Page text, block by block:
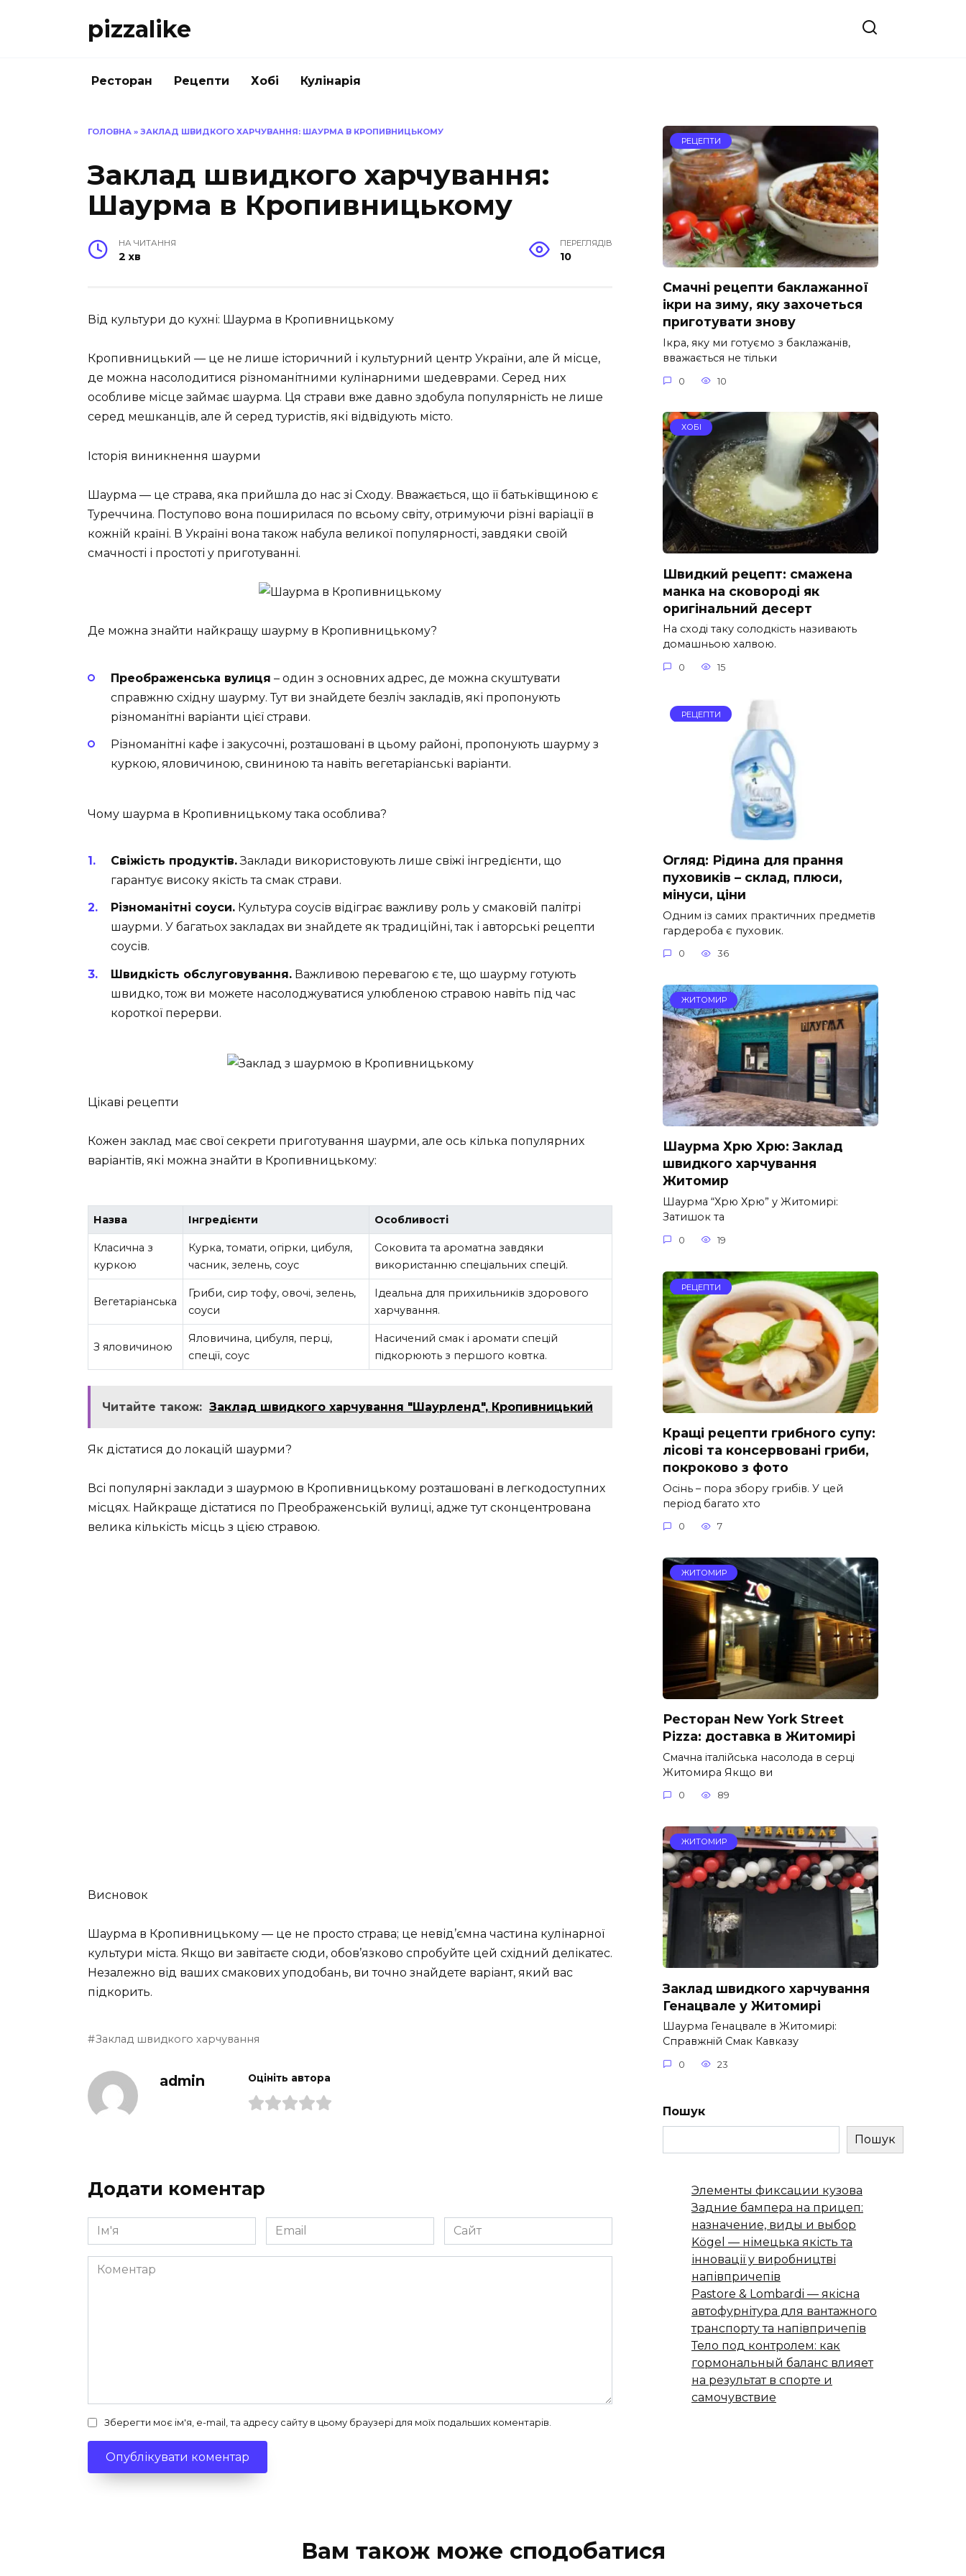
pizzalike
Ресторан Рецепти Хобі Кулінарія
ГОЛОВНА » ЗАКЛАД ШВИДКОГО ХАРЧУВАННЯ: ШАУРМА В КРОПИВНИЦЬКОМУ
Заклад швидкого харчування:
Шаурма в Кропивницькому
НА ЧИТАННЯ
2 хв
ПЕРЕГЛЯДІВ
10
Від культури до кухні: Шаурма в Кропивницькому
Кропивницький — це не лише історичний і культурний центр України, але й місце,
де можна насолодитися різноманітними кулінарними шедеврами. Серед них
особливе місце займає шаурма. Ця страви вже давно здобула популярність не лише
серед мешканців, але й серед туристів, які відвідують місто.
Історія виникнення шаурми
Шаурма — це страва, яка прийшла до нас зі Сходу. Вважається, що її батьківщиною є
Туреччина. Поступово вона поширилася по всьому світу, отримуючи різні варіації в
кожній країні. В Україні вона також набула великої популярності, завдяки своїй
смачності і простоті у приготуванні.
Де можна знайти найкращу шаурму в Кропивницькому?
Преображенська вулиця – один з основних адрес, де можна скуштувати
справжню східну шаурму. Тут ви знайдете безліч закладів, які пропонують
різноманітні варіанти цієї страви.
Різноманітні кафе і закусочні, розташовані в цьому районі, пропонують шаурму з
куркою, яловичиною, свининою та навіть вегетаріанські варіанти.
Чому шаурма в Кропивницькому така особлива?
Свіжість продуктів.Заклади використовують лише свіжі інгредієнти, що
гарантує високу якість та смак страви.
Різноманітні соуси. Культура соусів відіграє важливу роль у смаковій палітрі
шаурми. У багатьох закладах ви знайдете як традиційні, так і авторські рецепти
соусів.
Швидкість обслуговування. Важливою перевагою є те, що шаурму готують
швидко, тож ви можете насолоджуватися улюбленою стравою навіть під час
короткої перерви.
Цікаві рецепти
Кожен заклад має свої секрети приготування шаурми, але ось кілька популярних
варіантів, які можна знайти в Кропивницькому:
Назва Інгредієнти Особливості
Класична з
куркою
Курка, томати, огірки, цибуля,
часник, зелень, соус
Соковита та ароматна завдяки
використанню спеціальних спецій.
Вегетаріанська
Гриби, сир тофу, овочі, зелень,
соуси
Ідеальна для прихильників здорового
харчування.
З яловичиною
Яловичина, цибуля, перці,
спеції, соус
Насичений смак і аромати спецій
підкорюють з першого ковтка.
Читайте також: Заклад швидкого харчування "Шаурленд", Кропивницький
Як дістатися до локацій шаурми?
Всі популярні заклади з шаурмою в Кропивницькому розташовані в легкодоступних
місцях. Найкраще дістатися по Преображенській вулиці, адже тут сконцентрована
велика кількість місць з цією стравою.
Висновок
Шаурма в Кропивницькому — це не просто страва; це невід’ємна частина кулінарної
культури міста. Якщо ви завітаєте сюди, обов’язково спробуйте цей східний делікатес.
Незалежно від ваших смакових уподобань, ви точно знайдете варіант, який вас
підкорить.
Заклад швидкого харчування
admin Оцініть автора
Додати коментар
Ім'я
*
Email
*
Сайт
Коментар
Зберегти моє ім'я, e-mail, та адресу сайту в цьому браузері для моїх подальших коментарів.
РЕЦЕПТИ
Смачні рецепти баклажанної
ікри на зиму, яку захочеться
приготувати знову
Ікра, яку ми готуємо з баклажанів,
вважається не тільки
0 10
ХОБІ
Швидкий рецепт: смажена
манка на сковороді як
оригінальний десерт
На сході таку солодкість називають
домашньою халвою.
0 15
РЕЦЕПТИ
Огляд: Рідина для прання
пуховиків – склад, плюси,
мінуси, ціни
Одним із самих практичних предметів
гардероба є пуховик.
0 36
ЖИТОМИР
Шаурма Хрю Хрю: Заклад
швидкого харчування
Житомир
Шаурма “Хрю Хрю” у Житомирі:
Затишок та
0 19
РЕЦЕПТИ
Кращі рецепти грибного супу:
лісові та консервовані гриби,
покроково з фото
Осінь – пора збору грибів. У цей
період багато хто
0 7
ЖИТОМИР
Ресторан New York Street
Pizza: доставка в Житомирі
Смачна італійська насолода в серці
Житомира Якщо ви
0 89
ЖИТОМИР
Заклад швидкого харчування
Генацвале у Житомирі
Шаурма Генацвале в Житомирі:
Справжній Смак Кавказу
0 23
Пошук
Пошук
Элементы фиксации кузова
Задние бампера на прицеп:
назначение, виды и выбор
Kögel — німецька якість та
інновації у виробництві
напівпричепів
Pastore & Lombardi — якісна
автофурнітура для вантажного
транспорту та напівпричепів
Тело под контролем: как
гормональный баланс влияет
на результат в спорте и
самочувствие
Вам також може сподобатися